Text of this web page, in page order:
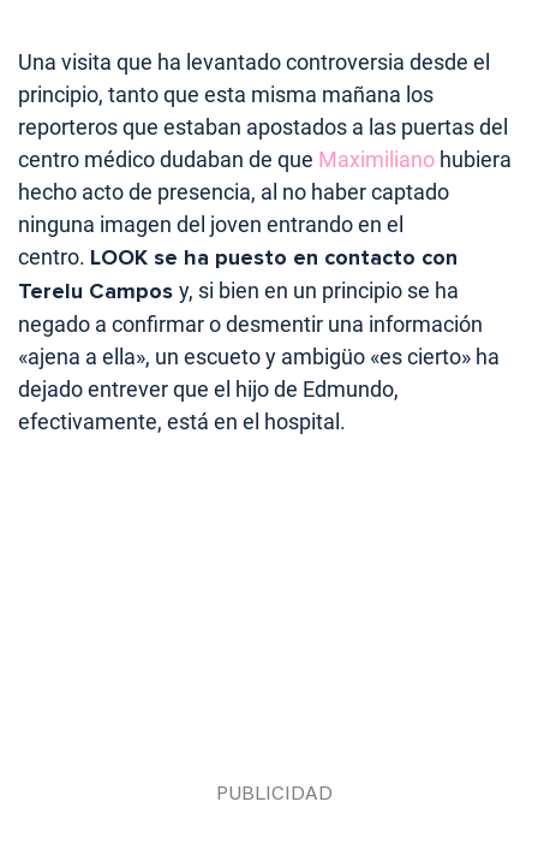
Una visita que ha levantado controversia desde el
principio, tanto que esta misma mañana los
reporteros que estaban apostados a las puertas del
centro médico dudaban de que Maximiliano hubiera
hecho acto de presencia, al no haber captado
ninguna imagen del joven entrando en el
centro. LOOK se ha puesto en contacto con
Terelu Campos y, si bien en un principio se ha
negado a confirmar o desmentir una información
«ajena a ella», un escueto y ambigüo «es cierto» ha
dejado entrever que el hijo de Edmundo,
efectivamente, está en el hospital.